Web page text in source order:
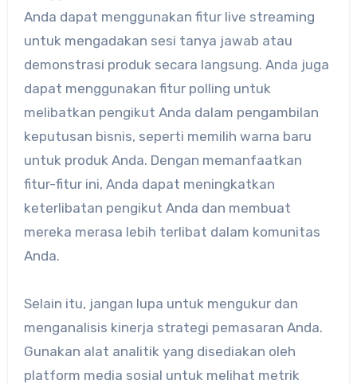
Anda dapat menggunakan fitur live streaming
untuk mengadakan sesi tanya jawab atau
demonstrasi produk secara langsung. Anda juga
dapat menggunakan fitur polling untuk
melibatkan pengikut Anda dalam pengambilan
keputusan bisnis, seperti memilih warna baru
untuk produk Anda. Dengan memanfaatkan
fitur-fitur ini, Anda dapat meningkatkan
keterlibatan pengikut Anda dan membuat
mereka merasa lebih terlibat dalam komunitas
Anda.
Selain itu, jangan lupa untuk mengukur dan
menganalisis kinerja strategi pemasaran Anda.
Gunakan alat analitik yang disediakan oleh
platform media sosial untuk melihat metrik